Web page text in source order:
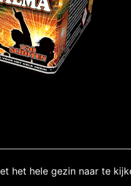
het hele gezin naar te